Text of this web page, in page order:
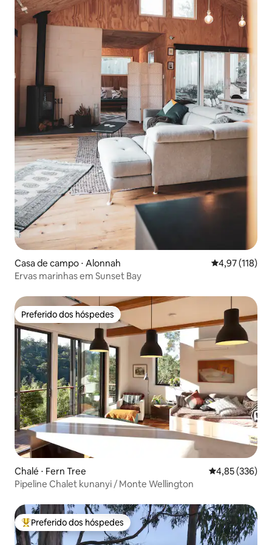
Casa de campo ⋅ Alonnah 4,97 de uma
4,97 (118)
Ervas marinhas em Sunset Bay
Preferido dos hóspedes
Preferido dos hóspedes
Chalé ⋅ Fern Tree 4,85 de uma
4,85 (336)
Pipeline Chalet kunanyi / Monte Wellington
Entre os melhores preferidos dos hóspedes
Preferido dos hóspedes